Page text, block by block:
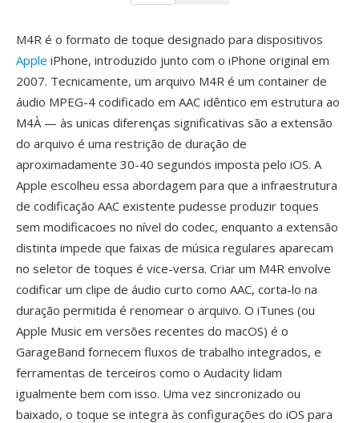
M4R é o formato de toque designado para dispositivos
Apple iPhone, introduzido junto com o iPhone original em
2007. Tecnicamente, um arquivo M4R é um container de
áudio MPEG-4 codificado em AAC idêntico em estrutura ao
M4À — às unicas diferenças significativas são a extensão
do arquivo é uma restrição de duração de
aproximadamente 30-40 segundos imposta pelo iOS. A
Apple escolheu essa abordagem para que a infraestrutura
de codificação AAC existente pudesse produzir toques
sem modificacoes no nível do codec, enquanto a extensão
distinta impede que faixas de música regulares aparecam
no seletor de toques é vice-versa. Criar um M4R envolve
codificar um clipe de áudio curto como AAC, corta-lo na
duração permitida é renomear o arquivo. O iTunes (ou
Apple Music em versões recentes do macOS) é o
GarageBand fornecem fluxos de trabalho integrados, e
ferramentas de terceiros como o Audacity lidam
igualmente bem com isso. Uma vez sincronizado ou
baixado, o toque se integra às configurações do iOS para